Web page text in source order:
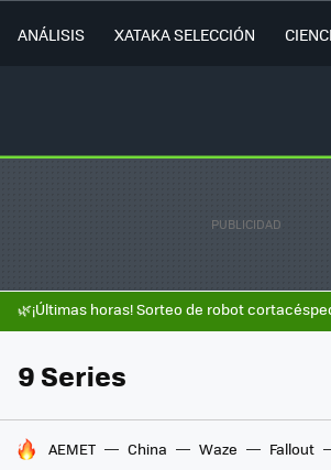
ANÁLISIS XATAKA SELECCIÓN
🌿¡Últimas horas! Sorteo de robot
9 Series
HOY SE HABLA DE
AEMET China Waze Fallout